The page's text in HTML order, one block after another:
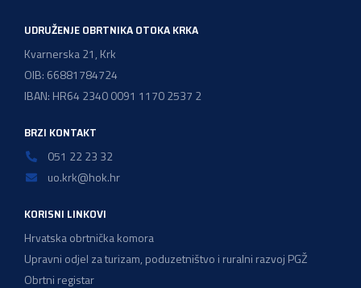
UDRUŽENJE OBRTNIKA OTOKA KRKA
Kvarnerska 21, Krk
OIB: 66881784724
IBAN: HR64 2340 0091 1170 2537 2
BRZI KONTAKT
051 22 23 32
uo.krk@hok.hr
KORISNI LINKOVI
Hrvatska obrtnička komora
Upravni odjel za turizam, poduzetništvo i ruralni razvoj PGŽ
Obrtni registar